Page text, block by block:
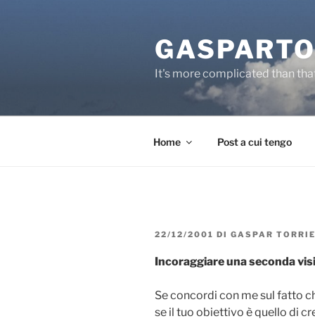
It's more complicated than
Home Post a cui tengo
PUBBLICATO
22/12/2001 DI GASPAR
Incoraggiare una seconda
Se concordi con me sul fatto
se il tuo obiettivo è quello di